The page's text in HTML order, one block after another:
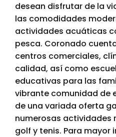
desean disfrutar de la
las comodidades
actividades acuáticas
pesca. Coronado
centros comerciales,
calidad, así como
educativas para las
vibrante comunidad de
de una variada oferta
numerosas actividades
golf y tenis. Para mayor